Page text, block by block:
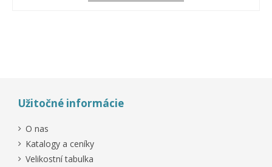
Užitočné informácie
O nas
Katalogy a ceníky
Velikostní tabulka